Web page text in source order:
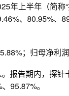
年上半年（简
、80.95%、
；归母净利
报告期内，探
95.87%。